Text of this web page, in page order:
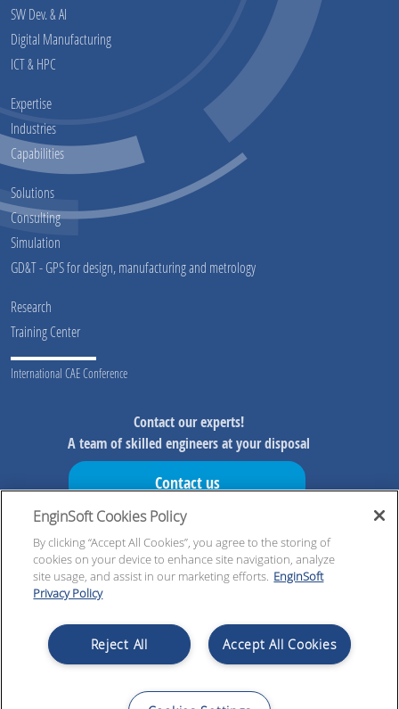
SW Dev. & AI
Digital Manufacturing
ICT & HPC
Expertise
Industries
Capabilities
Solutions
Consulting
Simulation
GD&T - GPS for design, manufacturing and metrology
Research
Training Center
International CAE Conference
Contact our experts!
A team of skilled engineers at your disposal
Contact us
Don't miss our initiatives!
Preview information on our initiatives, exclusive resources and
updates!
EnginSoft Cookies Policy
By clicking “Accept All Cookies”, you agree to the storing of
cookies on your device to enhance site navigation, analyze
site usage, and assist in our marketing efforts. EnginSoft
Privacy Policy
Accept All Cookies
Reject All